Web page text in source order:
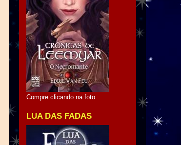
Compre clicando na foto
LUA DAS FADAS